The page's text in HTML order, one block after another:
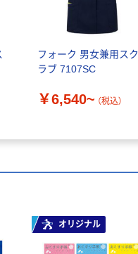
フォーク 男女兼用スク
ラブ 7107SC
￥6,540~ （税込）
オリジナル